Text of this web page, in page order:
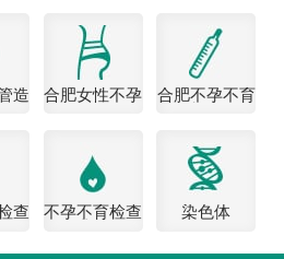
造
合肥女性不孕
合肥不孕不育
查
不孕不育检查
染色体